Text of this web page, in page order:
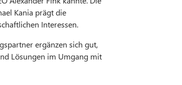
Kania prägt die
Interessen.
ergänzen sich gut,
Lösungen im Umgang mit